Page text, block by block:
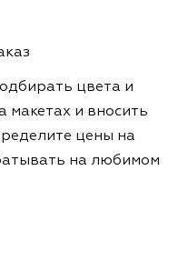
цвета и
макетах и вносить
цены на
на любимом